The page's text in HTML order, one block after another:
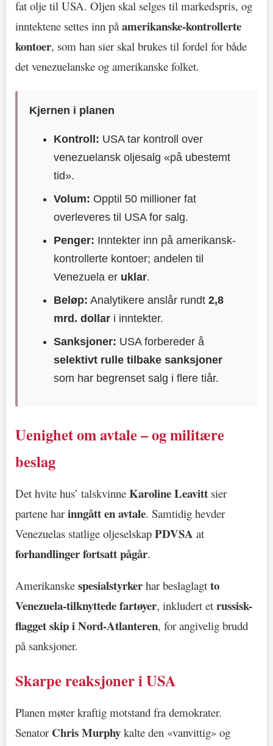
fat olje til USA. Oljen skal selges til markedspris, og
inntektene settes inn påamerikanske-kontrollerte
kontoer, som han sier skal brukes til fordel for både
det venezuelanske og amerikanske folket.
Kjernen i planen
Kontroll: USA tar kontroll over
venezuelansk oljesalg «på ubestemt
tid».
Volum: Opptil 50 millioner fat
overleveres til USA for salg.
Penger: Inntekter inn på amerikansk-
kontrollerte kontoer; andelen til
Venezuela er uklar.
Beløp: Analytikere anslår rundt2,8
mrd. dollar i inntekter.
Sanksjoner: USA forbereder å
selektivt rulle tilbake sanksjoner
som har begrenset salg i flere tiår.
Uenighet om avtale – og militære
beslag
Det hvite hus’ talskvinne Karoline Leavitt sier
partene harinngått en avtale. Samtidig hevder
Venezuelas statlige oljeselskap PDVSA at
forhandlinger fortsatt pågår.
Amerikanske spesialstyrker har beslaglagt to
Venezuela-tilknyttede fartøyer, inkludert et russisk-
flagget skip i Nord-Atlanteren, for angivelig brudd
på sanksjoner.
Skarpe reaksjoner i USA
Planen møter kraftig motstand fra demokrater.
Senator Chris Murphy kalte den «vanvittig» og